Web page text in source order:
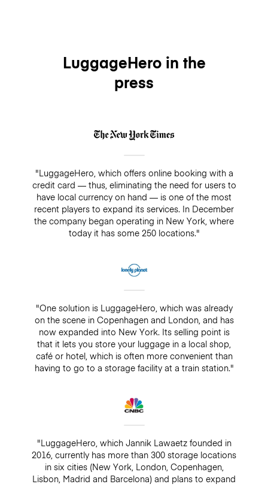
LuggageHero in the
press
"LuggageHero, which offers online booking with a
credit card — thus, eliminating the need for users to
have local currency on hand — is one of the most
recent players to expand its services. In December
the company began operating in New York, where
today it has some 250 locations."
"One solution is LuggageHero, which was already
on the scene in Copenhagen and London, and has
now expanded into New York. Its selling point is
that it lets you store your luggage in a local shop,
café or hotel, which is often more convenient than
having to go to a storage facility at a train station."
"LuggageHero, which Jannik Lawaetz founded in
2016, currently has more than 300 storage locations
in six cities (New York, London, Copenhagen,
Lisbon, Madrid and Barcelona) and plans to expand